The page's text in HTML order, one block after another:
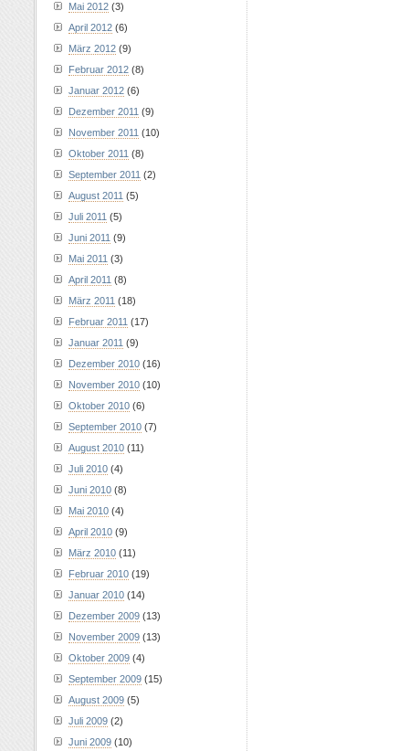
Mai 2012 (3)
April 2012 (6)
März 2012 (9)
Februar 2012 (8)
Januar 2012 (6)
Dezember 2011 (9)
November 2011 (10)
Oktober 2011 (8)
September 2011 (2)
August 2011 (5)
Juli 2011 (5)
Juni 2011 (9)
Mai 2011 (3)
April 2011 (8)
März 2011 (18)
Februar 2011 (17)
Januar 2011 (9)
Dezember 2010 (16)
November 2010 (10)
Oktober 2010 (6)
September 2010 (7)
August 2010 (11)
Juli 2010 (4)
Juni 2010 (8)
Mai 2010 (4)
April 2010 (9)
März 2010 (11)
Februar 2010 (19)
Januar 2010 (14)
Dezember 2009 (13)
November 2009 (13)
Oktober 2009 (4)
September 2009 (15)
August 2009 (5)
Juli 2009 (2)
Juni 2009 (10)